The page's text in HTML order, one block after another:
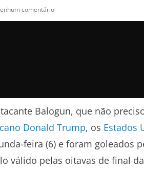
comentário
Balogun, que não
Donald Trump, os Estados
feira (6) e foram goleados
válido pelas oitavas de final da